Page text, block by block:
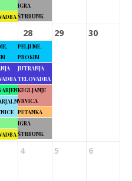
IGRA
ŠTRBUNK
28
PELJI ME,
PROSIM
JUTRANJA
TELOVADBA
KEGLJANJE
VRVICA
PETANKA
IGRA
ŠTRBUNK
29 30
4 5 6